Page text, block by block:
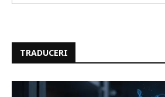
TRADUCERI